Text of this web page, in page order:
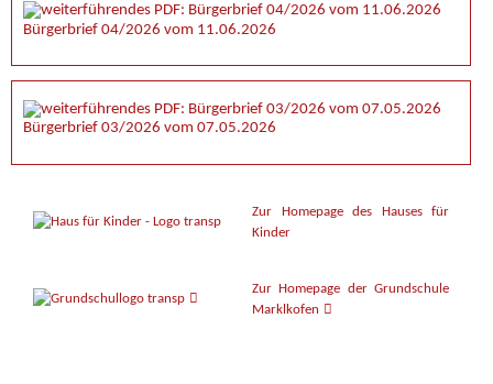
Bürgerbrief 04/2026 vom 11.06.2026
Bürgerbrief 03/2026 vom 07.05.2026
Zur Homepage des Hauses für
Kinder
Zur Homepage der Grundschule
Marklkofen